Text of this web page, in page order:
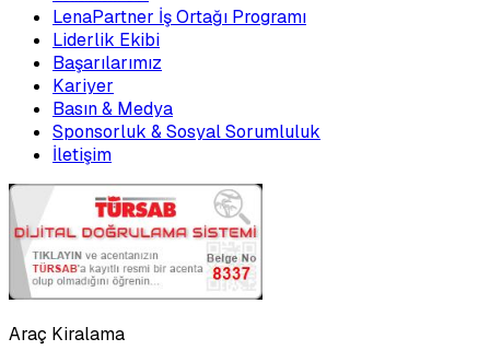
LenaPartner İş Ortağı Programı
Liderlik Ekibi
Başarılarımız
Kariyer
Basın & Medya
Sponsorluk & Sosyal Sorumluluk
İletişim
Araç Kiralama